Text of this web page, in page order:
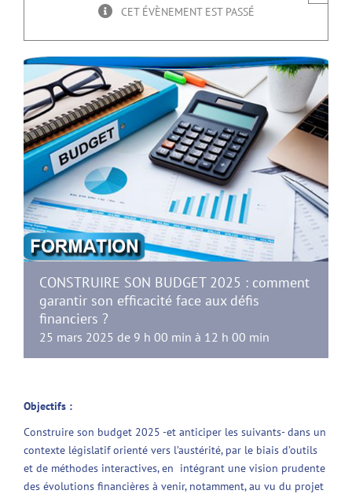
CET ÉVÈNEMENT EST PASSÉ
CONSTRUIRE SON BUDGET 2025 : comment
garantir son efficacité face aux défis
financiers ?
25 mars 2025 de 9 h 00 min à 12 h 00 min
Objectifs :
Construire son budget 2025 -et anticiper les suivants- dans un
contexte législatif orienté vers l’austérité, par le biais d’outils
et de méthodes interactives, en intégrant une vision prudente
des évolutions financières à venir, notamment, au vu du projet